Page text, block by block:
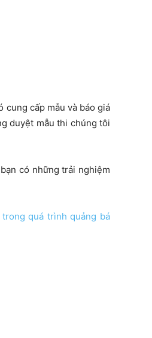
cung cấp mẫu và báo giá
duyệt mẫu thi chúng tôi
có những trải nghiệm
quá trình quảng bá